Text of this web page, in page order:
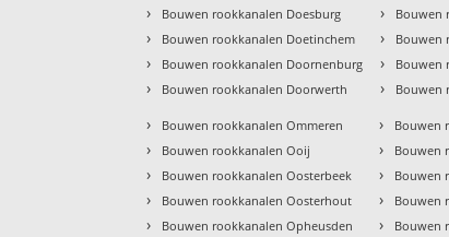
› Bouwen rookkanalen Doesburg
› Bouwen rookkanalen Doetinchem
› Bouwen rookkanalen Doornenburg
› Bouwen rookkanalen Doorwerth
› Bouwen
› Bouwen
› Bouwen
› Bouwen
› Bouwen rookkanalen Ommeren
› Bouwen rookkanalen Ooij
› Bouwen rookkanalen Oosterbeek
› Bouwen rookkanalen Oosterhout
› Bouwen rookkanalen Opheusden
› Bouwen
› Bouwen
› Bouwen
› Bouwen
› Bouwen